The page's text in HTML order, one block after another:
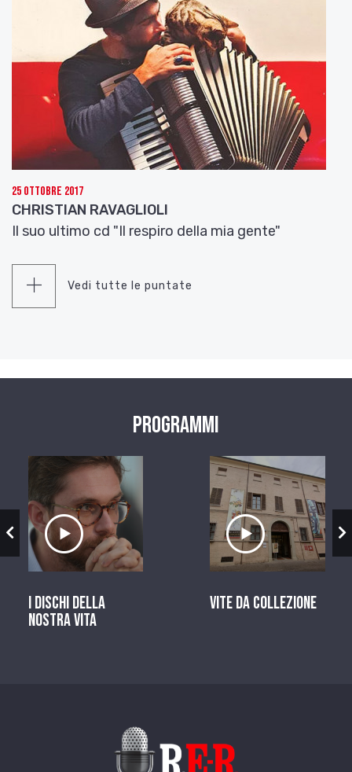
25 Ottobre 2017
CHRISTIAN RAVAGLIOLI
Il suo ultimo cd "Il respiro della mia gente"
Vedi tutte le puntate
Programmi
Ascolta il servizio
I dischi della
nostra vita
Ascolta il
Vite da Collezione